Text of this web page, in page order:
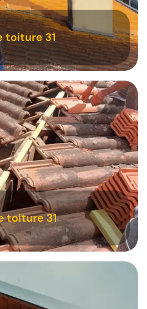
toiture 31
toiture 31